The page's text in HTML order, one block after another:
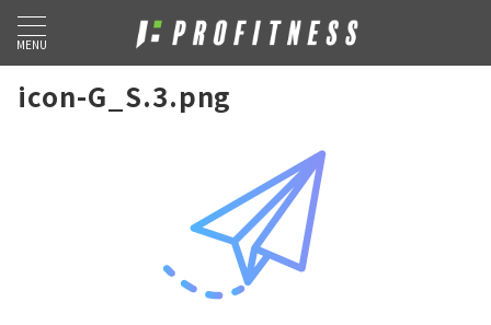
MENU
icon-G_S.3.png